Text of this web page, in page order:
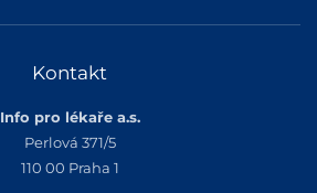
Kontakt
Info pro lékaře a.s.
Perlová 371/5
110 00 Praha 1